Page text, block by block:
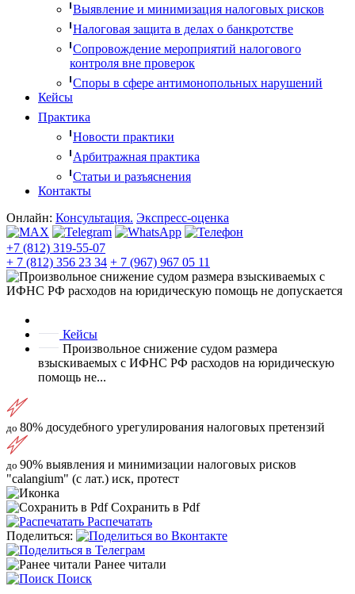
Выявление и минимизация налоговых рисков
Налоговая защита в делах о банкротстве
Сопровождение мероприятий налогового
контроля вне проверок
Споры в сфере антимонопольных нарушений
Кейсы
Практика
Новости практики
Арбитражная практика
Статьи и разъяснения
Контакты
Онлайн: Консультация. Экспресс-оценка
+7 (812) 319-55-07
+ 7 (812) 356 23 34 + 7 (967) 967 05 11
Кейсы
Произвольное снижение судом размера
взыскиваемых с ИФНС РФ расходов на юридическую
помощь не...
до 80% досудебного урегулирования налоговых претензий
до 90% выявления и минимизации налоговых рисков
"calangium" (с лат.) иск, протест
Сохранить в Pdf
Распечатать
Поделиться:
Ранее читали
Поиск